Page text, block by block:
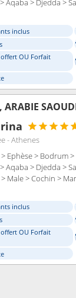
Aqaba > Djedda >
inclus
OU Forfait
ARABIE
- Athenes
Ephèse > Bodrum
Aqaba > Djedda >
Male > Cochin >
inclus
OU Forfait